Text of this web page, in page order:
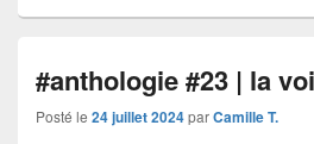
#anthologie #23 | la
Posté le 24 juillet 2024parCamille T.